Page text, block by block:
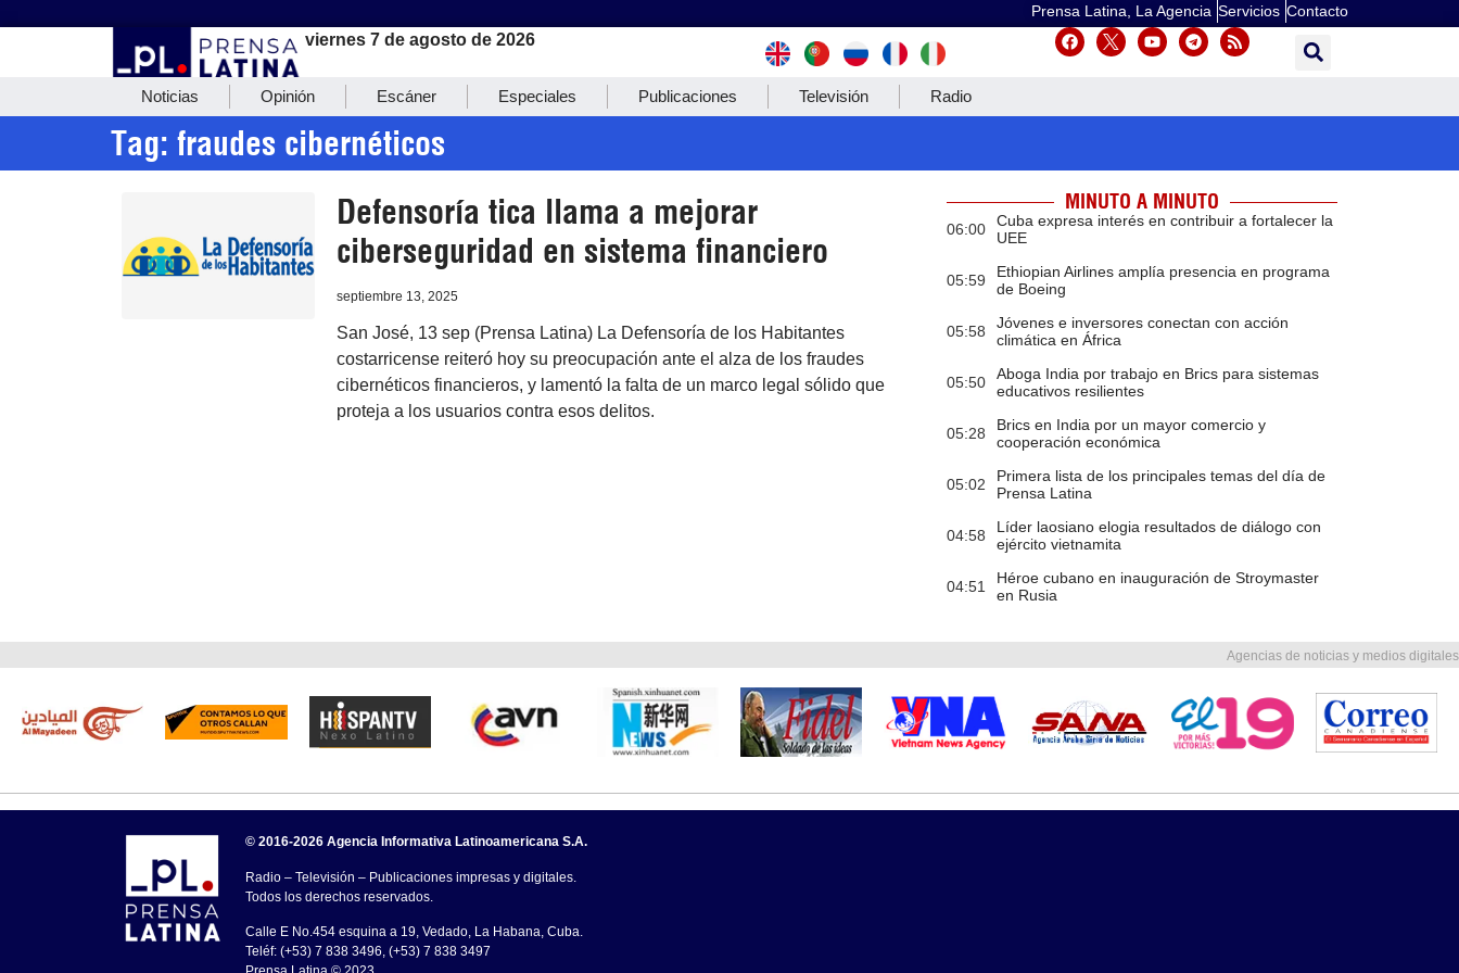
Prensa Latina, La Agencia Servicios Contacto
viernes 7 de agosto de 2026
Noticias Opinión Escáner Especiales Publicaciones Televisión Radio
Tag: fraudes cibernéticos
Defensoría tica llama a mejorar
ciberseguridad en sistema financiero
septiembre 13, 2025
San José, 13 sep (Prensa Latina) La Defensoría de los Habitantes
costarricense reiteró hoy su preocupación ante el alza de los fraudes
cibernéticos financieros, y lamentó la falta de un marco legal sólido que
proteja a los usuarios contra esos delitos.
MINUTO A MINUTO
06:00
Cuba expresa interés en contribuir a fortalecer la
UEE
05:59
Ethiopian Airlines amplía presencia en programa
de Boeing
05:58
Jóvenes e inversores conectan con acción
climática en África
05:50
Aboga India por trabajo en Brics para sistemas
educativos resilientes
05:28
Brics en India por un mayor comercio y
cooperación económica
05:02
Primera lista de los principales temas del día de
Prensa Latina
04:58
Líder laosiano elogia resultados de diálogo con
ejército vietnamita
04:51
Héroe cubano en inauguración de Stroymaster
en Rusia
Agencias de noticias y medios digitales
© 2016-2026 Agencia Informativa Latinoamericana S.A.
Radio – Televisión – Publicaciones impresas y digitales.
Todos los derechos reservados.
Calle E No.454 esquina a 19, Vedado, La Habana, Cuba.
Teléf: (+53) 7 838 3496, (+53) 7 838 3497